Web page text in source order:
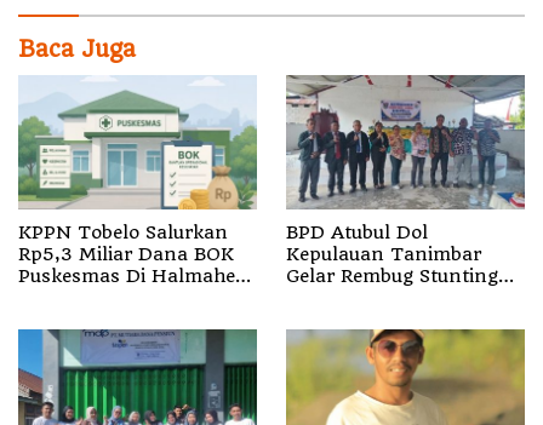
Baca Juga
KPPN Tobelo Salurkan
Rp5,3 Miliar Dana BOK
Puskesmas Di Halmahera
BPD Atubul Dol
Kepulauan Tanimbar
Gelar Rembug Stunting